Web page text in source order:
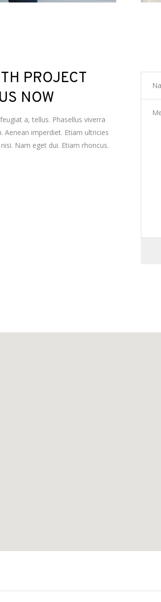
PROJECT
NOW
a, tellus. Phasellus viverra
Aenean imperdiet. Etiam ultricies
Nam eget dui. Etiam rhoncus.